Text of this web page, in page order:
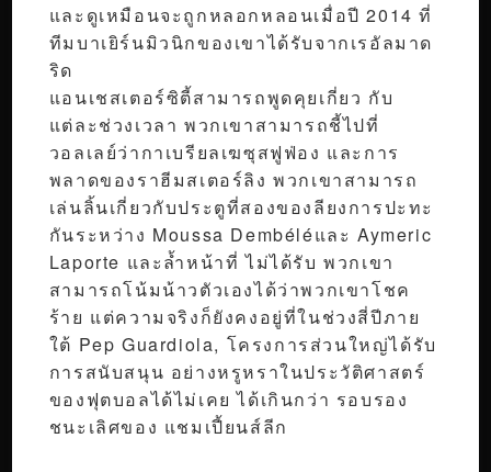
และดูเหมือนจะถูกหลอกหลอนเมื่อปี 2014 ที่
ทีมบาเยิร์นมิวนิกของเขาได้รับจากเรอัลมาด
ริด
แอนเชสเตอร์ซิตี้สามารถพูดคุยเกี่ยว กับ
แต่ละช่วงเวลา พวกเขาสามารถชี้ไปที่
วอลเลย์ว่ากาเบรียลเฆซุสฟูฟ่อง และการ
พลาดของราฮีมสเตอร์ลิง พวกเขาสามารถ
เล่นลิ้นเกี่ยวกับประตูที่สองของลียงการปะทะ
กันระหว่าง Moussa Dembéléและ Aymeric
Laporte และล้ำหน้าที่ ไม่ได้รับ พวกเขา
สามารถโน้มน้าวตัวเองได้ว่าพวกเขาโชค
ร้าย แต่ความจริงก็ยังคงอยู่ที่ในช่วงสี่ปีภาย
ใต้ Pep Guardiola, โครงการส่วนใหญ่ได้รับ
การสนับสนุน อย่างหรูหราในประวัติศาสตร์
ของฟุตบอลได้ไม่เคย ได้เกินกว่า รอบรอง
ชนะเลิศของ แชมเปี้ยนส์ลีก